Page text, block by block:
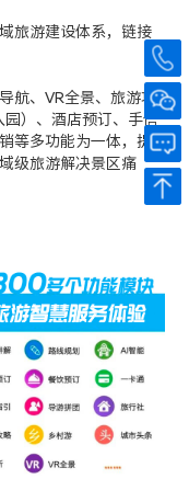
旅游建设体系，链接
航、VR全景、旅游攻
）、酒店预订、手信
等多功能为一体，提
级旅游解决景区痛